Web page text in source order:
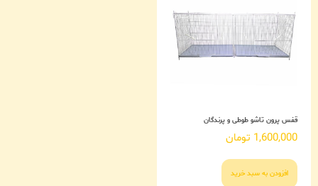
قفس پرون تاشو طوطی و پرندگان
1,600,000 تومان
افزودن به سبد خرید